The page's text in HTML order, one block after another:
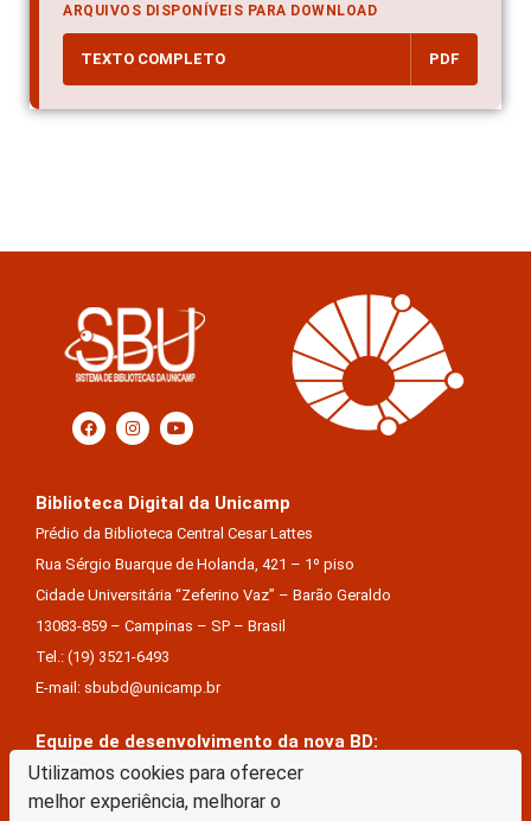
Utilizamos cookies para oferecer
melhor experiência, melhorar o
ARQUIVOS DISPONÍVEIS PARA DOWNLOAD
TEXTO COMPLETO PDF
Biblioteca Digital da Unicamp
Prédio da Biblioteca Central Cesar Lattes
Rua Sérgio Buarque de Holanda, 421 – 1º piso
Cidade Universitária “Zeferino Vaz” – Barão Geraldo
13083-859 – Campinas – SP – Brasil
Tel.: (19) 3521-6493
E-mail: sbubd@unicamp.br
Equipe de desenvolvimento da nova BD:
Keite Aparecida Duarte
Márcio Vinícius De Jesus Almeida